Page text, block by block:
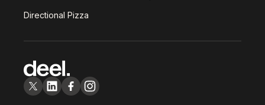
Directional Pizza